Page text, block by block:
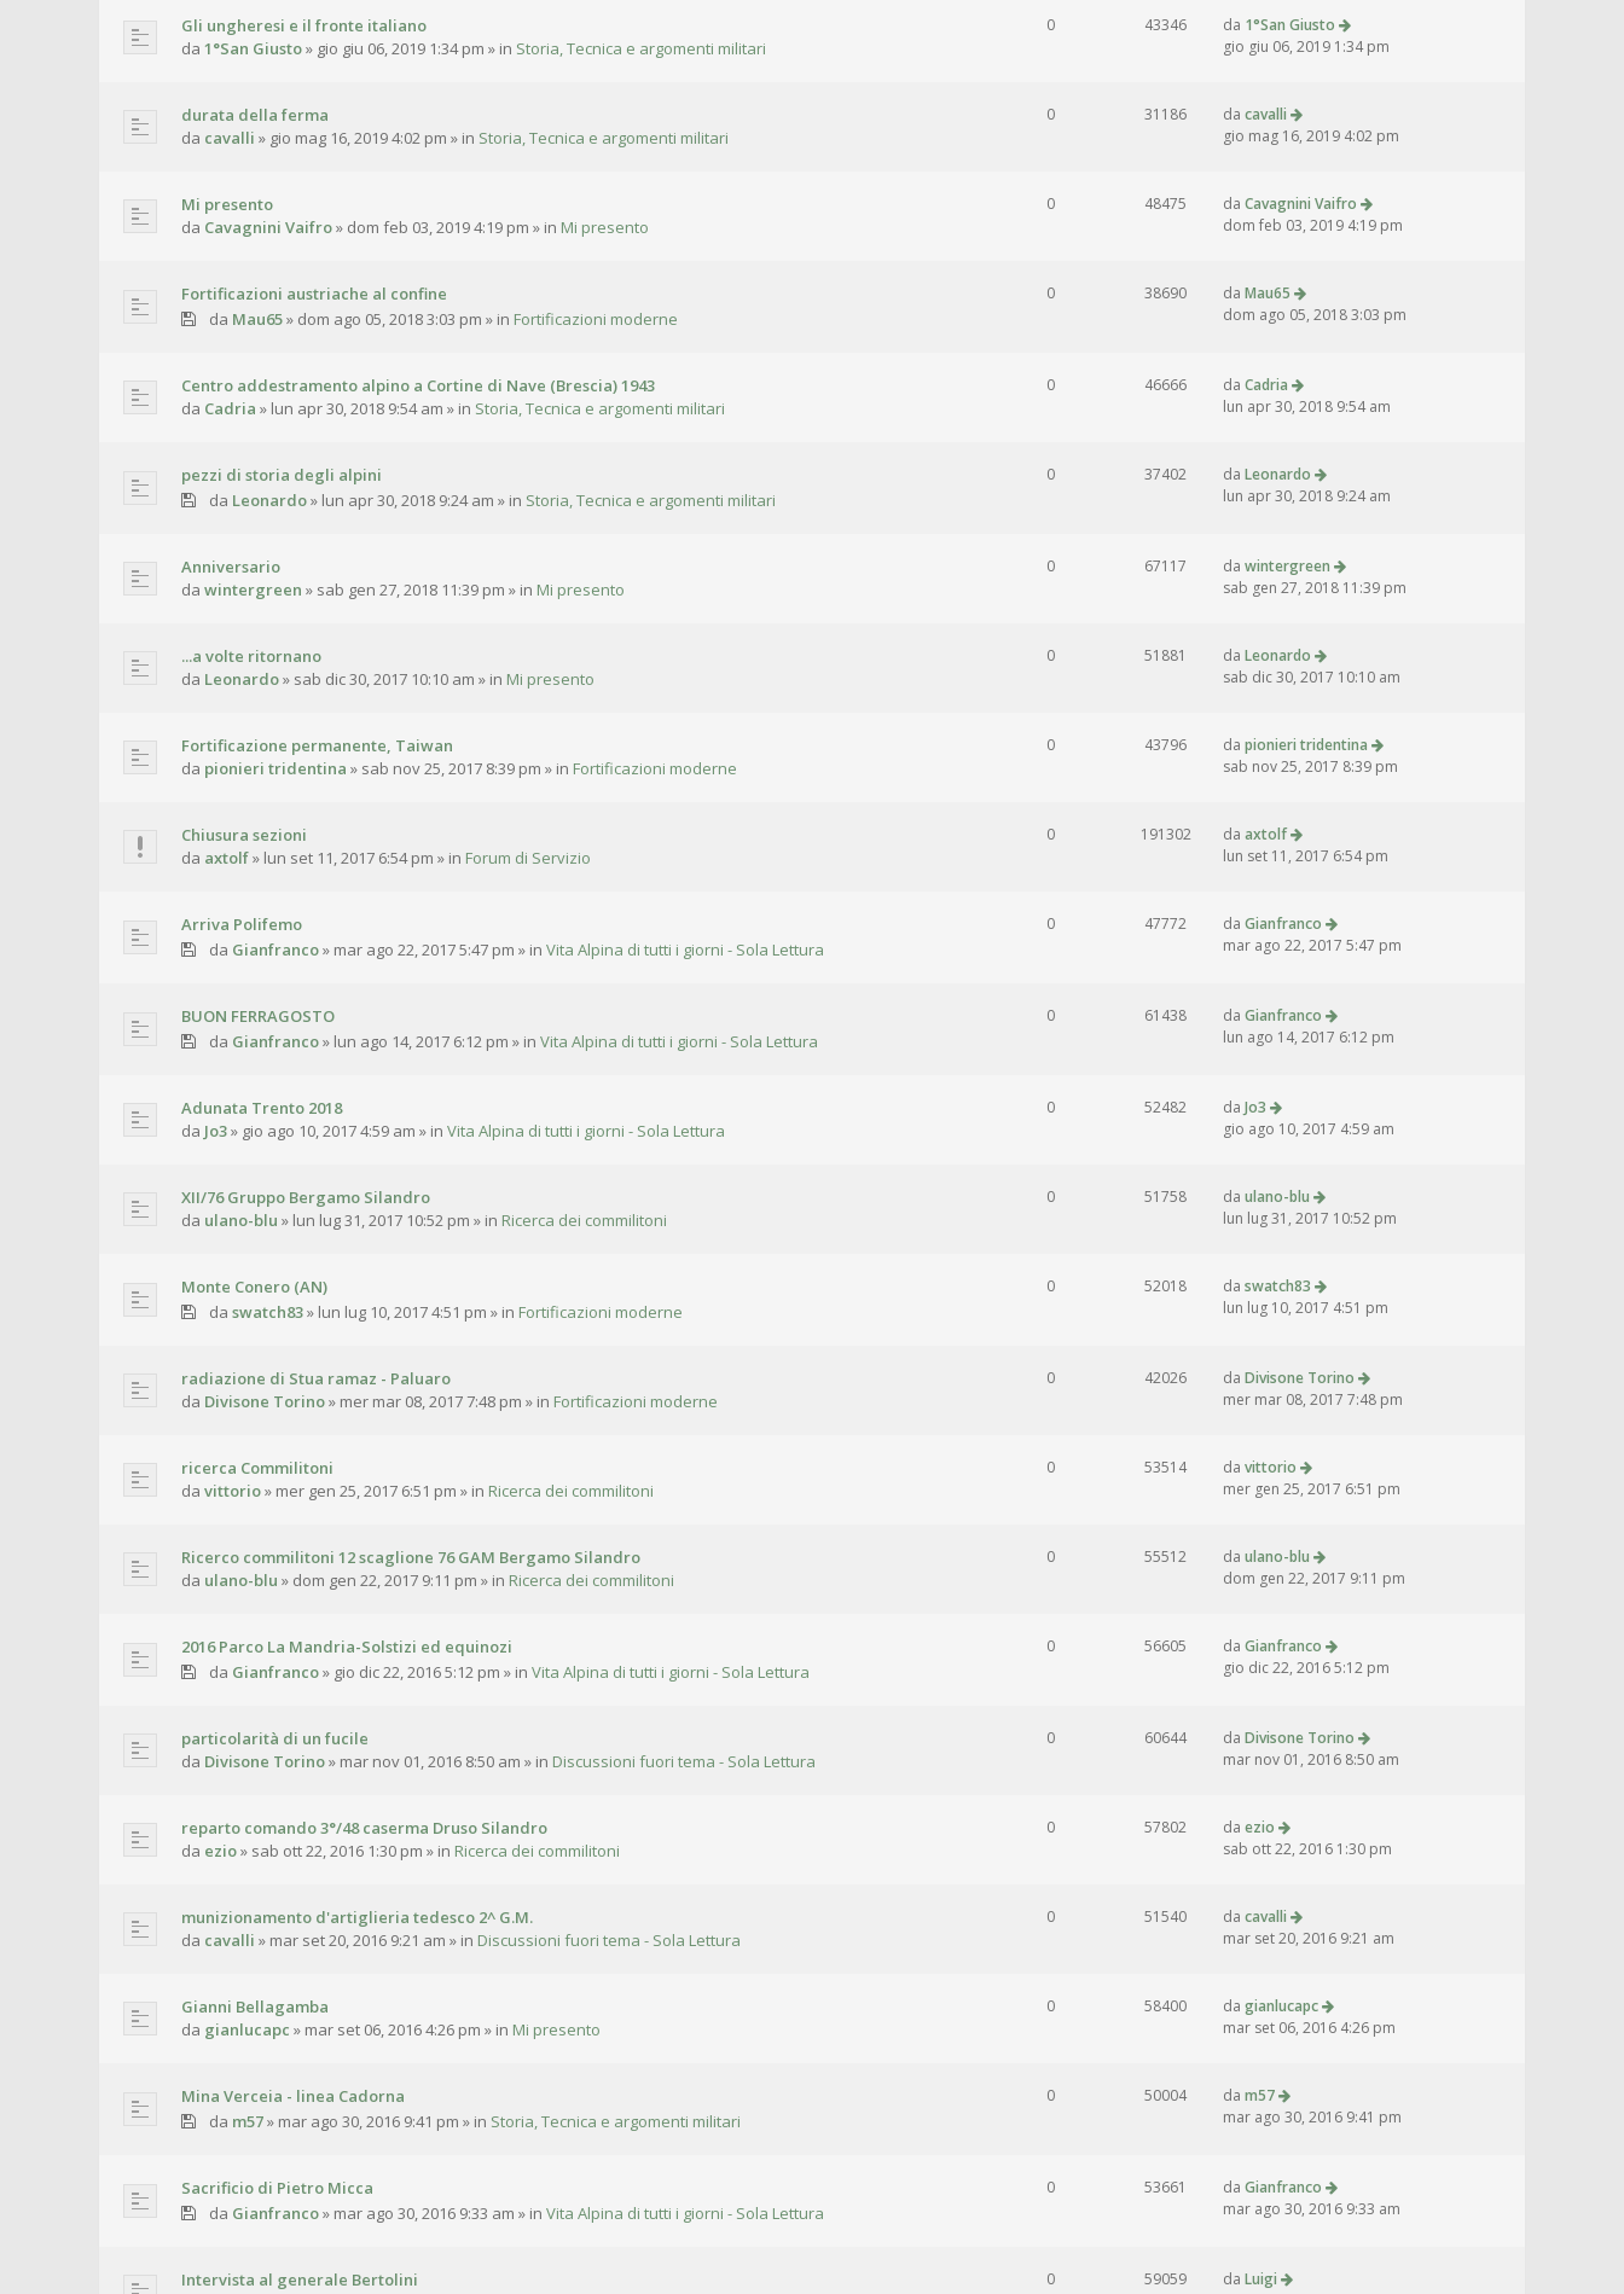
Gli ungheresi e il fronte italiano
da 1°San Giusto» gio giu 06, 2019 1:34 pm » in Storia, Tecnica e argomenti militari
0 43346 da 1°San Giusto
gio giu 06, 2019 1:34 pm
durata della ferma
da cavalli » gio mag 16, 2019 4:02 pm » in Storia, Tecnica e argomenti militari
0 31186 da cavalli
gio mag 16, 2019 4:02 pm
Mi presento
da Cavagnini Vaifro» dom feb 03, 2019 4:19 pm » in Mi presento
0 48475 da Cavagnini Vaifro
dom feb 03, 2019 4:19 pm
Fortificazioni austriache al confine
da Mau65» dom ago 05, 2018 3:03 pm » in Fortificazioni moderne
0 38690 da Mau65
dom ago 05, 2018 3:03 pm
Centro addestramento alpino a Cortine di Nave (Brescia) 1943
da Cadria » lun apr 30, 2018 9:54 am » in Storia, Tecnica e argomenti militari
0 46666 da Cadria
lun apr 30, 2018 9:54 am
pezzi di storia degli alpini
da Leonardo» lun apr 30, 2018 9:24 am » in Storia, Tecnica e argomenti militari
0 37402 da Leonardo
lun apr 30, 2018 9:24 am
Anniversario
da wintergreen » sab gen 27, 2018 11:39 pm » in Mi presento
0 67117 da wintergreen
sab gen 27, 2018 11:39 pm
...a volte ritornano
da Leonardo» sab dic 30, 2017 10:10 am » in Mi presento
0 51881 da Leonardo
sab dic 30, 2017 10:10 am
Fortificazione permanente, Taiwan
da pionieri tridentina » sab nov 25, 2017 8:39 pm » in Fortificazioni moderne
0 43796 da pionieri tridentina
sab nov 25, 2017 8:39 pm
Chiusura sezioni
da axtolf» lun set 11, 2017 6:54 pm » in Forum di Servizio
0 191302 da axtolf
lun set 11, 2017 6:54 pm
Arriva Polifemo
da Gianfranco» mar ago 22, 2017 5:47 pm » in Vita Alpina di tutti i giorni - Sola Lettura
0 47772 da Gianfranco
mar ago 22, 2017 5:47 pm
BUON FERRAGOSTO
da Gianfranco» lun ago 14, 2017 6:12 pm » in Vita Alpina di tutti i giorni - Sola Lettura
0 61438 da Gianfranco
lun ago 14, 2017 6:12 pm
Adunata Trento 2018
da Jo3» gio ago 10, 2017 4:59 am » in Vita Alpina di tutti i giorni - Sola Lettura
0 52482 da Jo3
gio ago 10, 2017 4:59 am
XII/76 Gruppo Bergamo Silandro
da ulano-blu » lun lug 31, 2017 10:52 pm » in Ricerca dei commilitoni
0 51758 da ulano-blu
lun lug 31, 2017 10:52 pm
Monte Conero (AN)
da swatch83» lun lug 10, 2017 4:51 pm » in Fortificazioni moderne
0 52018 da swatch83
lun lug 10, 2017 4:51 pm
radiazione di Stua ramaz - Paluaro
da Divisone Torino» mer mar 08, 2017 7:48 pm » in Fortificazioni moderne
0 42026 da Divisone Torino
mer mar 08, 2017 7:48 pm
ricerca Commilitoni
da vittorio» mer gen 25, 2017 6:51 pm » in Ricerca dei commilitoni
0 53514 da vittorio
mer gen 25, 2017 6:51 pm
Ricerco commilitoni 12 scaglione 76 GAM Bergamo Silandro
da ulano-blu » dom gen 22, 2017 9:11 pm » in Ricerca dei commilitoni
0 55512 da ulano-blu
dom gen 22, 2017 9:11 pm
2016 Parco La Mandria-Solstizi ed equinozi
da Gianfranco» gio dic 22, 2016 5:12 pm » in Vita Alpina di tutti i giorni - Sola Lettura
0 56605 da Gianfranco
gio dic 22, 2016 5:12 pm
particolarità di un fucile
da Divisone Torino» mar nov 01, 2016 8:50 am » in Discussioni fuori tema - Sola Lettura
0 60644 da Divisone Torino
mar nov 01, 2016 8:50 am
reparto comando 3°/48 caserma Druso Silandro
da ezio» sab ott 22, 2016 1:30 pm » in Ricerca dei commilitoni
0 57802 da ezio
sab ott 22, 2016 1:30 pm
munizionamento d'artiglieria tedesco 2^ G.M.
da cavalli » mar set 20, 2016 9:21 am » in Discussioni fuori tema - Sola Lettura
0 51540 da cavalli
mar set 20, 2016 9:21 am
Gianni Bellagamba
da gianlucapc » mar set 06, 2016 4:26 pm » in Mi presento
0 58400 da gianlucapc
mar set 06, 2016 4:26 pm
Mina Verceia - linea Cadorna
da m57» mar ago 30, 2016 9:41 pm » in Storia, Tecnica e argomenti militari
0 50004 da m57
mar ago 30, 2016 9:41 pm
Sacrificio di Pietro Micca
da Gianfranco» mar ago 30, 2016 9:33 am » in Vita Alpina di tutti i giorni - Sola Lettura
0 53661 da Gianfranco
mar ago 30, 2016 9:33 am
Intervista al generale Bertolini
0 59059 da Luigi